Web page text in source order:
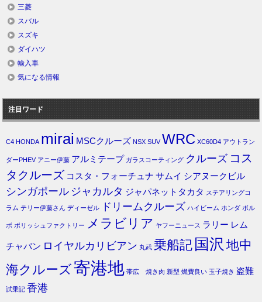
三菱
スバル
スズキ
ダイハツ
輸入車
気になる情報
注目ワード
C4 HONDA mirai MSCクルーズ NSX SUV WRC XC60D4 アウトラン
ダーPHEV アニー伊藤 アルミテープ ガラスコーティング クルーズ コス
タクルーズ コスタ・フォーチュナ サムイ シアヌークビル
シンガポール ジャカルタ ジャパネットタカタ ステアリングコ
ラム テリー伊藤さん ディーゼル ドリームクルーズ ハイビーム ホンダ ボル
ボ ポリッシュファクトリー メラビリア ヤフーニュース ラリー レム
チャバン ロイヤルカリビアン 丸武 乗船記 国沢 地中
海クルーズ寄港地 帯広 焼き肉 新型 燃費良い 玉子焼き 盗難
試乗記 香港